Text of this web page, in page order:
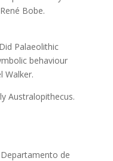
Bobe.
Palaeolithic
behaviour
Walker.
Australopithecus.
de